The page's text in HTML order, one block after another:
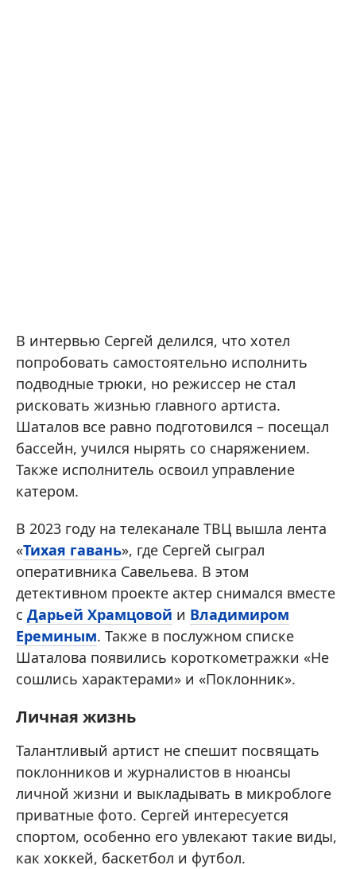
В интервью Сергей делился, что хотел
попробовать самостоятельно исполнить
подводные трюки, но режиссер не стал
рисковать жизнью главного артиста.
Шаталов все равно подготовился – посещал
бассейн, учился нырять со снаряжением.
Также исполнитель освоил управление
катером.
В 2023 году на телеканале ТВЦ вышла лента
«Тихая гавань», где Сергей сыграл
оперативника Савельева. В этом
детективном проекте актер снимался вместе
с Дарьей Храмцовой и Владимиром
Ереминым. Также в послужном списке
Шаталова появились короткометражки «Не
сошлись характерами» и «Поклонник».
Личная жизнь
Талантливый артист не спешит посвящать
поклонников и журналистов в нюансы
личной жизни и выкладывать в микроблоге
приватные фото. Сергей интересуется
спортом, особенно его увлекают такие виды,
как хоккей, баскетбол и футбол.